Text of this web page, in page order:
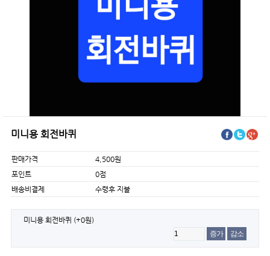
미니용 회전바퀴
판매가격
4,500원
포인트
0점
배송비결제
수령후 지불
미니용 회전바퀴 (+0원)
증가
감소